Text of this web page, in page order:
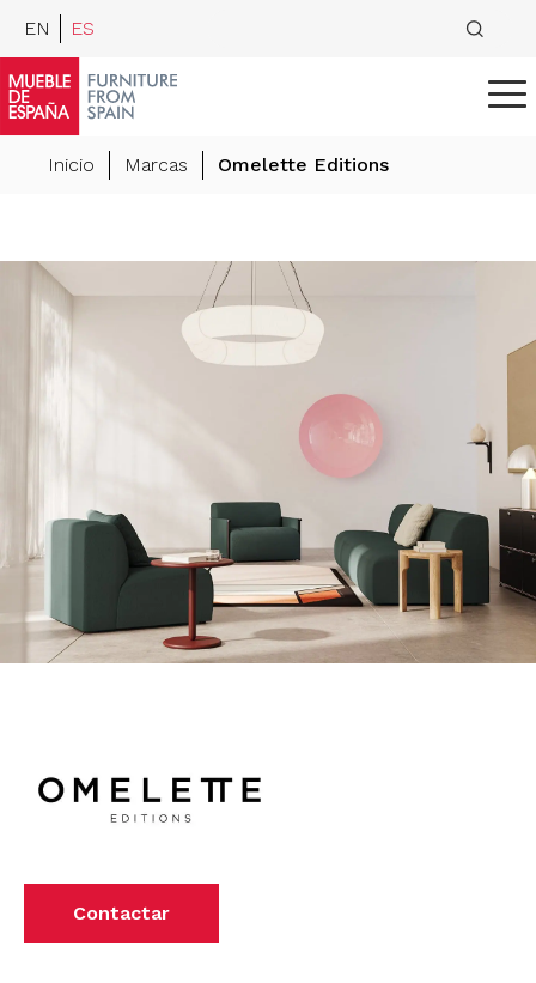
EN ES
Inicio Marcas Omelette Editions
Contactar